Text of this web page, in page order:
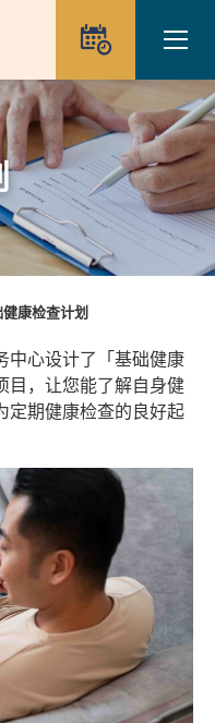
预约
康检查计划
中心设计了「基础健康
目，让您能了解自身健
定期健康检查的良好起